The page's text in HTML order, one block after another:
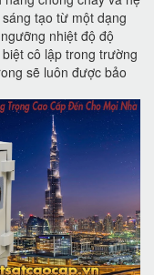
tạo từ một dạng
nhiệt độ độ
cô lập trong trường
sẽ luôn được bảo